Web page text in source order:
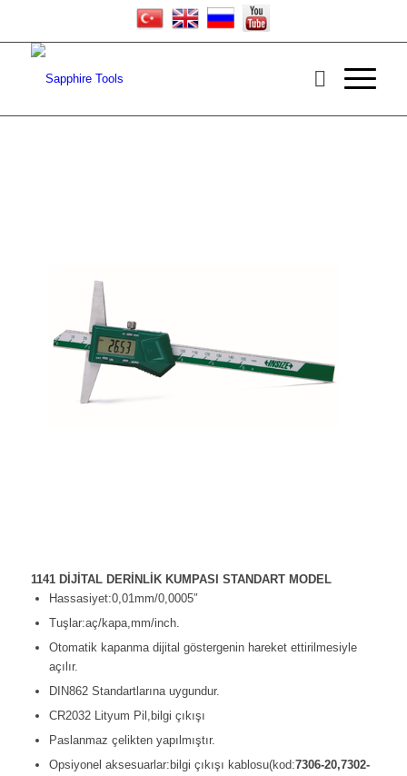
1141 DİJİTAL DERİNLİK KUMPASI STANDART MODEL
Hassasiyet:0,01mm/0,0005″
Tuşlar:aç/kapa,mm/inch.
Otomatik kapanma dijital göstergenin hareket ettirilmesiyle
açılır.
DIN862 Standartlarına uygundur.
CR2032 Lityum Pil,bilgi çıkışı
Paslanmaz çelikten yapılmıştır.
Opsiyonel aksesuarlar:bilgi çıkışı kablosu(kod:7306-20,7302-